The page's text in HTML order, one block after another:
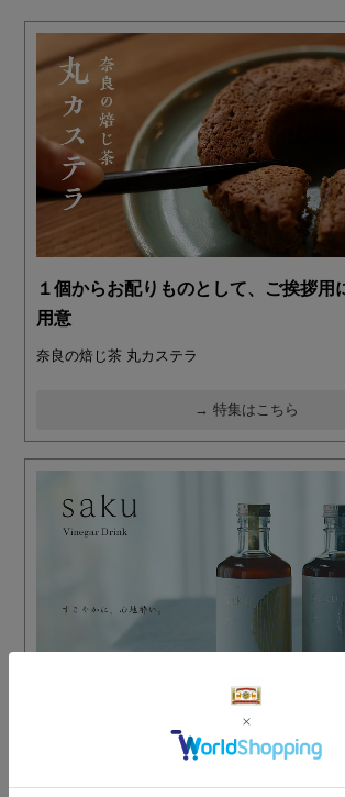
１個からお配りものとして、ご挨拶用
用意
奈良の焙じ茶 丸カステラ
→ 特集はこちら
ノンアルコールのお酢で、心地よく酔う
ビネガードリンク saku